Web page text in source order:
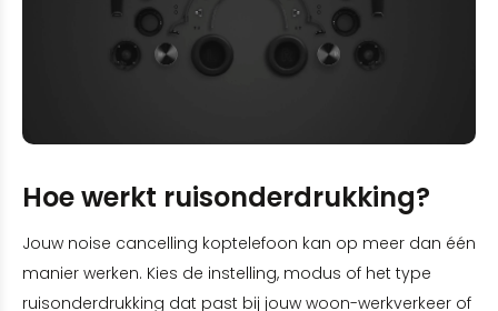
Hoe werkt ruisonderdrukking?
Jouw noise cancelling koptelefoon kan op meer dan één
manier werken. Kies de instelling, modus of het type
ruisonderdrukking dat past bij jouw woon-werkverkeer of